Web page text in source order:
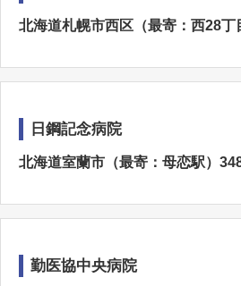
北海道札幌市西区（最寄：西28丁
日鋼記念病院
北海道室蘭市（最寄：母恋駅）
勤医協中央病院